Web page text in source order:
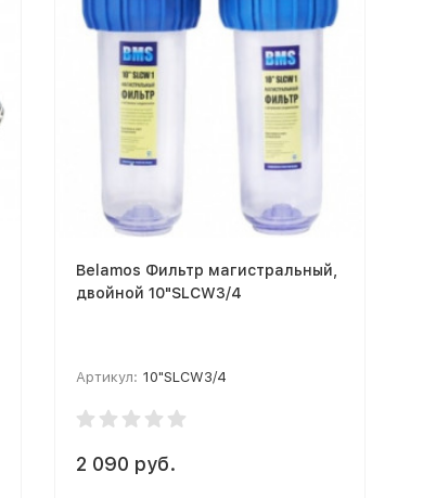
Belamos Фильтр магистральный,
двойной 10"SLCW3/4
Артикул: 10"SLCW3/4
2 090 руб.